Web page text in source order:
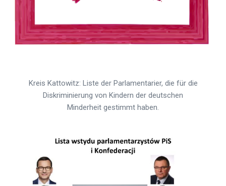
Kreis Kattowitz: Liste der Parlamentarier, die für die
Diskriminierung von Kindern der deutschen
Minderheit gestimmt haben.